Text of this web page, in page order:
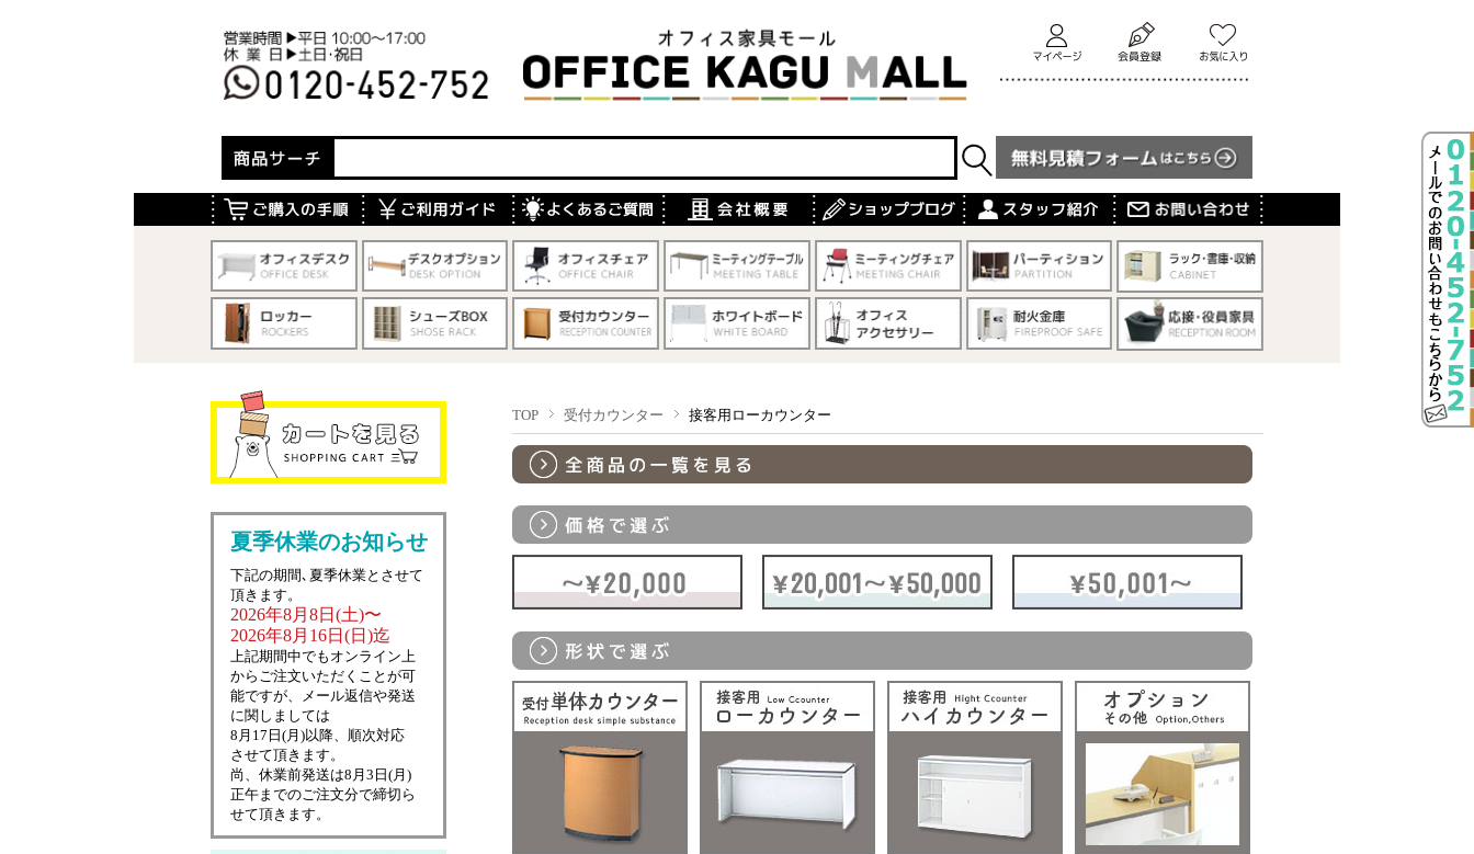
TOP 受付カウンター 接客用ローカウンター
夏季休業のお知らせ
下記の期間､夏季休業とさせて
頂きます。
2026年8月8日(土)〜
2026年8月16日(日)迄
上記期間中でもオンライン上
からご注文いただくことが可
能ですが、メール返信や発送
に関しましては
8月17日(月)以降、順次対応
させて頂きます。
尚、休業前発送は8月3日(月)
正午までのご注文分で締切ら
せて頂きます。